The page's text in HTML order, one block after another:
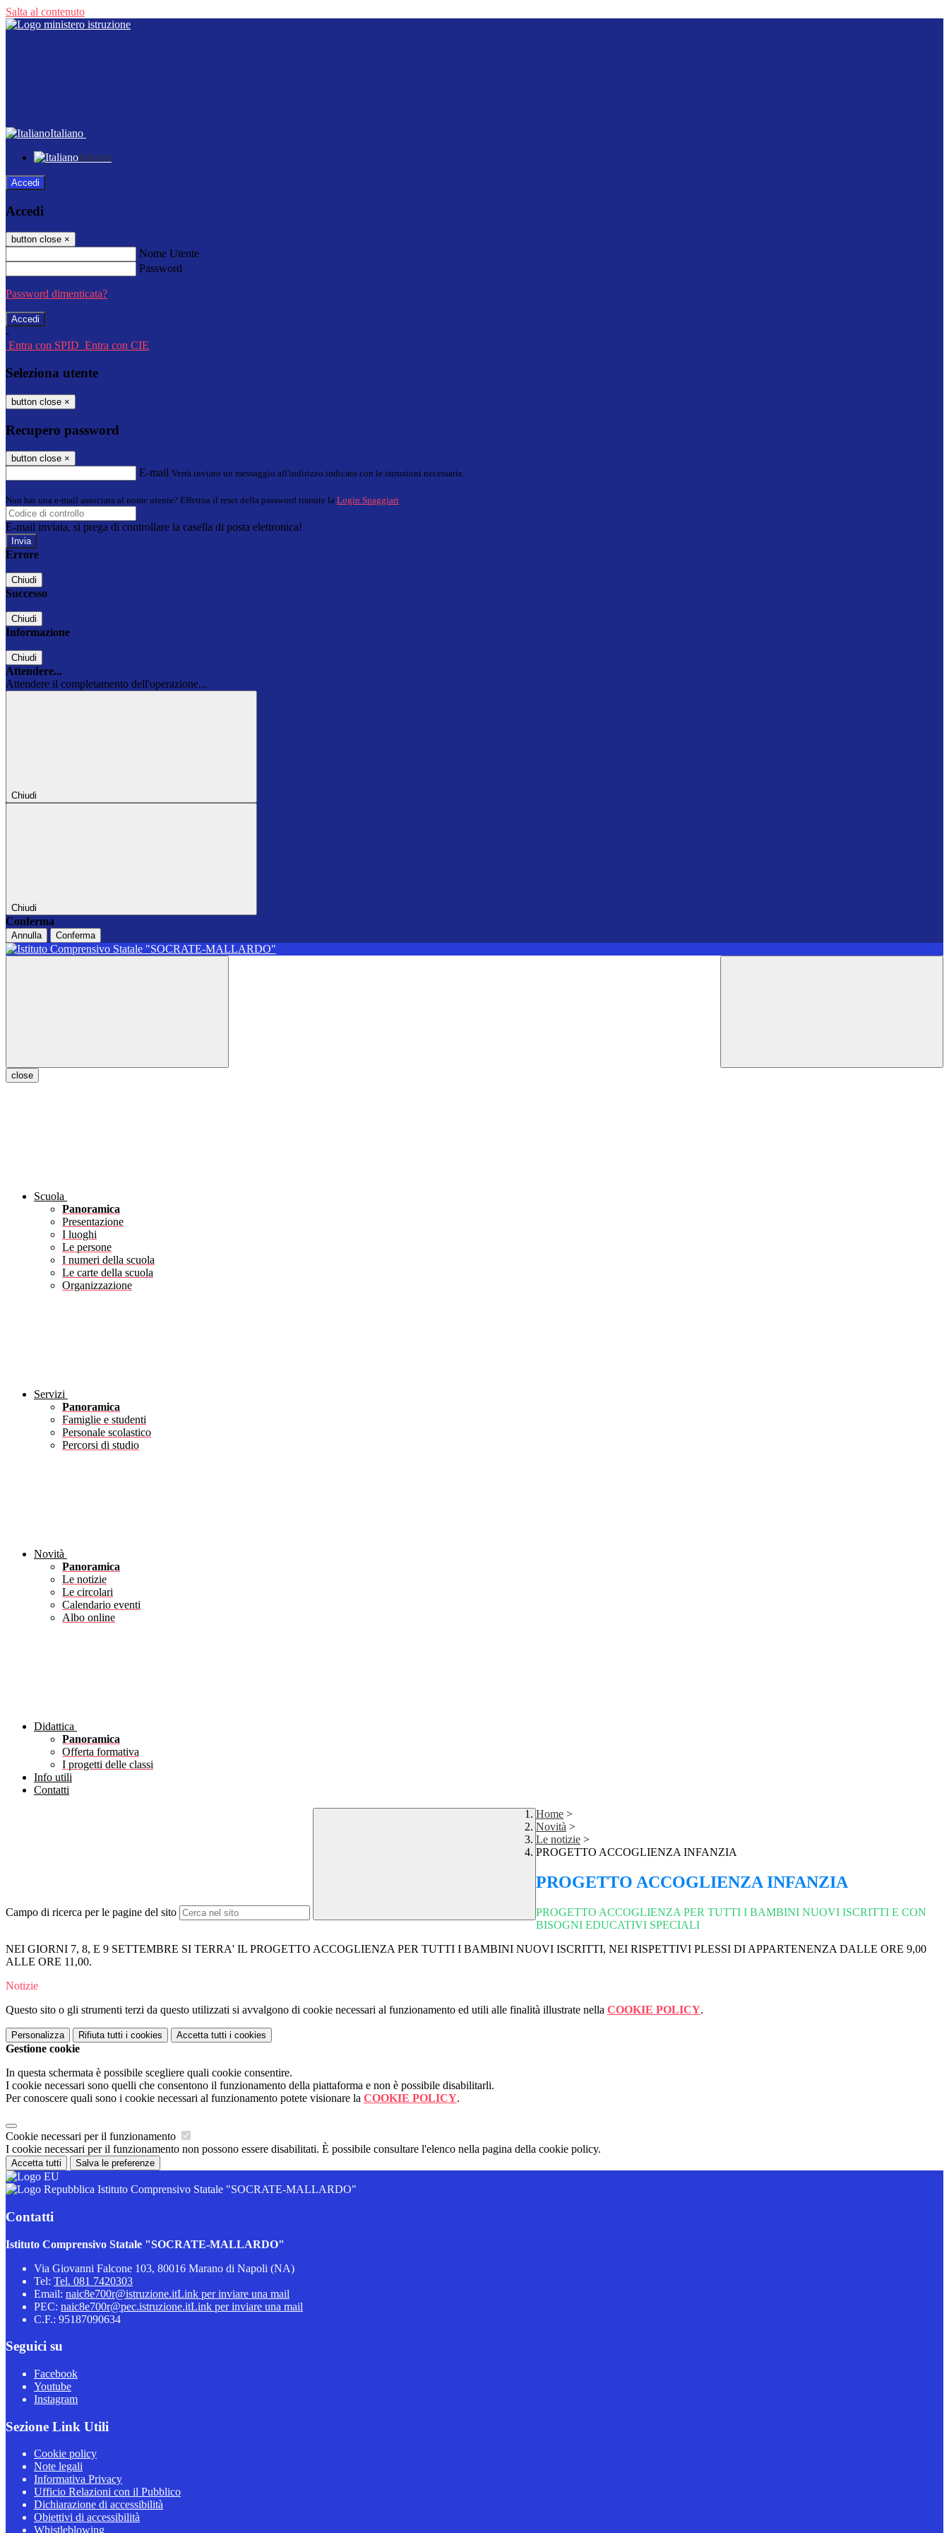
Salta al contenuto
Italiano
Italiano
Accedi
Accedi
button close ×
Nome Utente
Password
Password dimenticata?
-
Entra con SPID Entra con CIE
Seleziona utente
button close ×
Recupero password
button close ×
E-mail Verrà inviato un messaggio all'indirizzo indicato con le istruzioni necessarie.
Non hai una e-mail associata al nome utente? Effettua il reset della password tramite la Login Spaggiari
E-mail inviata, si prega di controllare la casella di posta elettronica!
Errore
Chiudi
Successo
Chiudi
Informazione
Chiudi
Attendere...
Attendere il completamento dell'operazione...
Chiudi
Chiudi
Conferma
Annulla Conferma
close
Scuola
Panoramica
Presentazione
I luoghi
Le persone
I numeri della scuola
Le carte della scuola
Organizzazione
Servizi
Panoramica
Famiglie e studenti
Personale scolastico
Percorsi di studio
Novità
Panoramica
Le notizie
Le circolari
Calendario eventi
Albo online
Didattica
Panoramica
Offerta formativa
I progetti delle classi
Info utili
Contatti
Campo di ricerca per le pagine del sito
Home >
Novità >
Le notizie >
PROGETTO ACCOGLIENZA INFANZIA
PROGETTO ACCOGLIENZA INFANZIA
PROGETTO ACCOGLIENZA PER TUTTI I BAMBINI NUOVI ISCRITTI E CON
BISOGNI EDUCATIVI SPECIALI
NEI GIORNI 7, 8, E 9 SETTEMBRE SI TERRA' IL PROGETTO ACCOGLIENZA PER TUTTI I BAMBINI NUOVI ISCRITTI, NEI RISPETTIVI PLESSI DI APPARTENENZA DALLE ORE 9,00
ALLE ORE 11,00.
Notizie
Questo sito o gli strumenti terzi da questo utilizzati si avvalgono di cookie necessari al funzionamento ed utili alle finalità illustrate nella COOKIE POLICY.
Personalizza Rifiuta tutti i cookies Accetta tutti i cookies
Gestione cookie
In questa schermata è possibile scegliere quali cookie consentire.
I cookie necessari sono quelli che consentono il funzionamento della piattaforma e non è possibile disabilitarli.
Per conoscere quali sono i cookie necessari al funzionamento potete visionare la COOKIE POLICY.
Cookie necessari per il funzionamento
I cookie necessari per il funzionamento non possono essere disabilitati. È possibile consultare l'elenco nella pagina della cookie policy.
Accetta tutti Salva le preferenze
Istituto Comprensivo Statale "SOCRATE-MALLARDO"
Contatti
Istituto Comprensivo Statale "SOCRATE-MALLARDO"
Via Giovanni Falcone 103, 80016 Marano di Napoli (NA)
Tel: Tel. 081 7420303
Email: naic8e700r@istruzione.itLink per inviare una mail
PEC: naic8e700r@pec.istruzione.itLink per inviare una mail
C.F.: 95187090634
Seguici su
Facebook
Youtube
Instagram
Sezione Link Utili
Cookie policy
Note legali
Informativa Privacy
Ufficio Relazioni con il Pubblico
Dichiarazione di accessibilità
Obiettivi di accessibilità
Whistleblowing